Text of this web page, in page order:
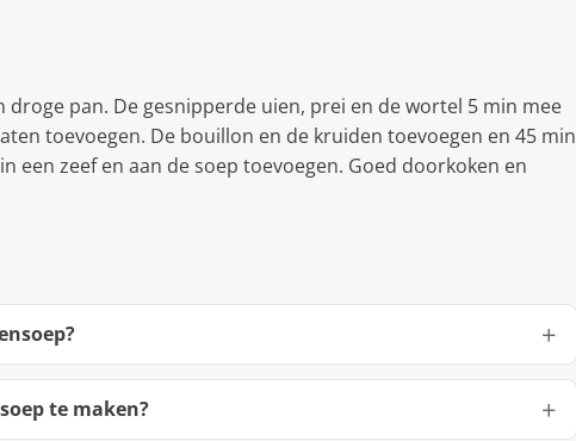
pan. De gesnipperde uien, prei en de wortel 5 min mee
toevoegen. De bouillon en de kruiden toevoegen en 45 min
een zeef en aan de soep toevoegen. Goed doorkoken en
te maken?